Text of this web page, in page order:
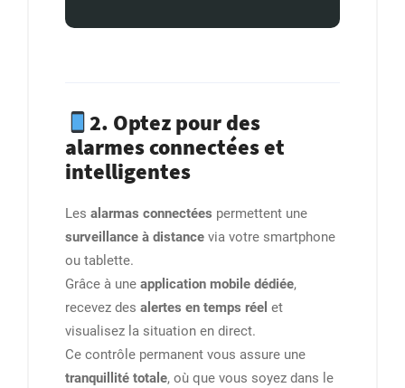
2. Optez pour des
alarmes connectées et
intelligentes
Les alarmas connectées permettent une
surveillance à distance via votre smartphone
ou tablette.
Grâce à une application mobile dédiée,
recevez des alertes en temps réel et
visualisez la situation en direct.
Ce contrôle permanent vous assure une
tranquillité totale, où que vous soyez dans le